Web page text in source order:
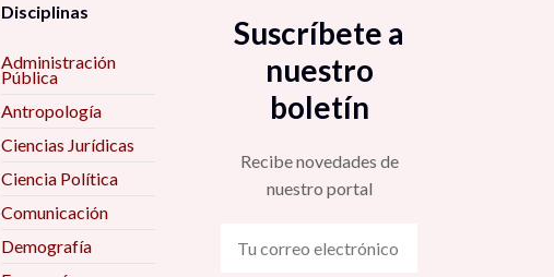
Disciplinas
Administración
Pública
Antropología
Ciencias Jurídicas
Ciencia Política
Comunicación
Demografía
Suscríbete a
nuestro
boletín
Recibe novedades de
nuestro portal